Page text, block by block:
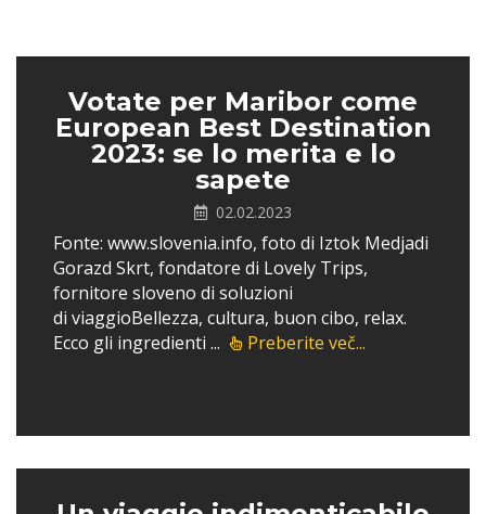
Votate per Maribor come
European Best Destination
2023: se lo merita e lo
sapete
02.02.2023
Fonte: www.slovenia.info, foto di Iztok Medjadi
Gorazd Skrt, fondatore di Lovely Trips,
fornitore sloveno di soluzioni
di viaggioBellezza, cultura, buon cibo, relax.
Ecco gli ingredienti ...
Preberite več...